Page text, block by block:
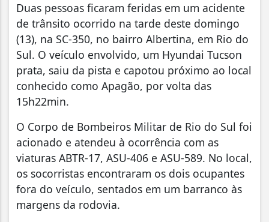
Duas pessoas ficaram feridas em um acidente
de trânsito ocorrido na tarde deste domingo
(13), na SC-350, no bairro Albertina, em Rio do
Sul. O veículo envolvido, um Hyundai Tucson
prata, saiu da pista e capotou próximo ao local
conhecido como Apagão, por volta das
15h22min.
O Corpo de Bombeiros Militar de Rio do Sul foi
acionado e atendeu à ocorrência com as
viaturas ABTR-17, ASU-406 e ASU-589. No local,
os socorristas encontraram os dois ocupantes
fora do veículo, sentados em um barranco às
margens da rodovia.